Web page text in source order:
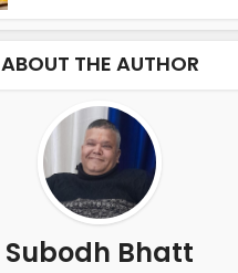
ABOUT THE AUTHOR
Subodh Bhatt